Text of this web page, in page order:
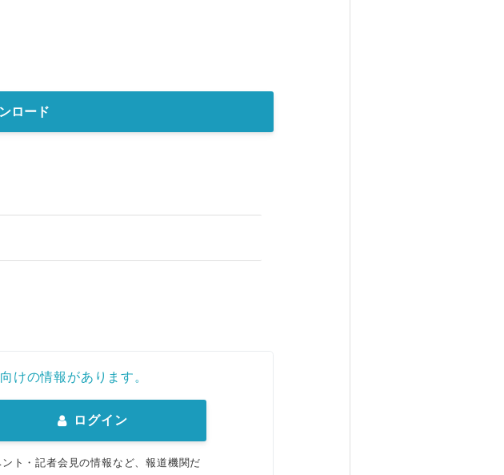
ロード
けの情報があります。
ログイン
ト・記者会見の情報など、報道機関だ